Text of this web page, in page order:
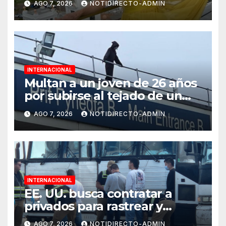
en Veracruz
AGO 7, 2026 NOTIDIRECTO-ADMIN
INTERNACIONAL
Multan a un joven de 26 años
por subirse al tejado de un
hospital disfrazado de “La
Muerte” en Gales
AGO 7, 2026 NOTIDIRECTO-ADMIN
INTERNACIONAL
EE. UU. busca contratar a
privados para rastrear y
cobrar multas a migrantes
AGO 7, 2026 NOTIDIRECTO-ADMIN